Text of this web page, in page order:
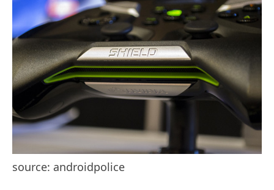
source: androidpolice